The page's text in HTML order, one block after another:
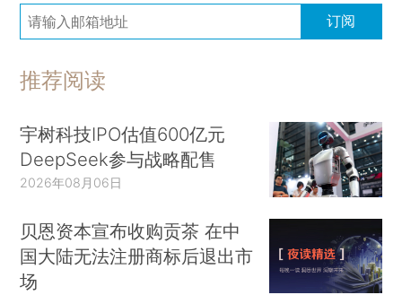
订阅
推荐阅读
宇树科技IPO估值600亿元
DeepSeek参与战略配售
2026年08月06日
贝恩资本宣布收购贡茶 在中
国大陆无法注册商标后退出市
场